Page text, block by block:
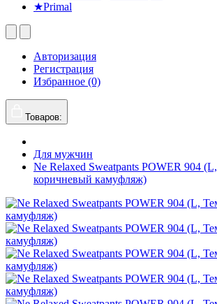
★Primal
Авторизация
Регистрация
Избранное (0)
Товаров:
Для мужчин
Ne Relaxed Sweatpants POWER 904
коричневый камуфляж)